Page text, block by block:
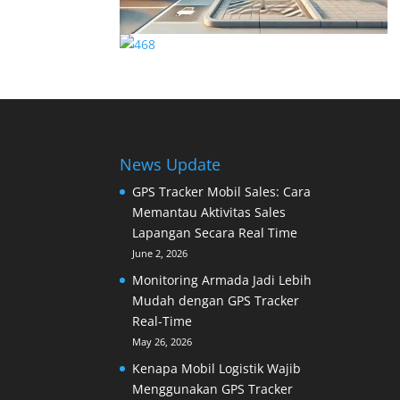
News Update
GPS Tracker Mobil Sales: Cara
Memantau Aktivitas Sales
Lapangan Secara Real Time
June 2, 2026
Monitoring Armada Jadi Lebih
Mudah dengan GPS Tracker
Real-Time
May 26, 2026
Kenapa Mobil Logistik Wajib
Menggunakan GPS Tracker